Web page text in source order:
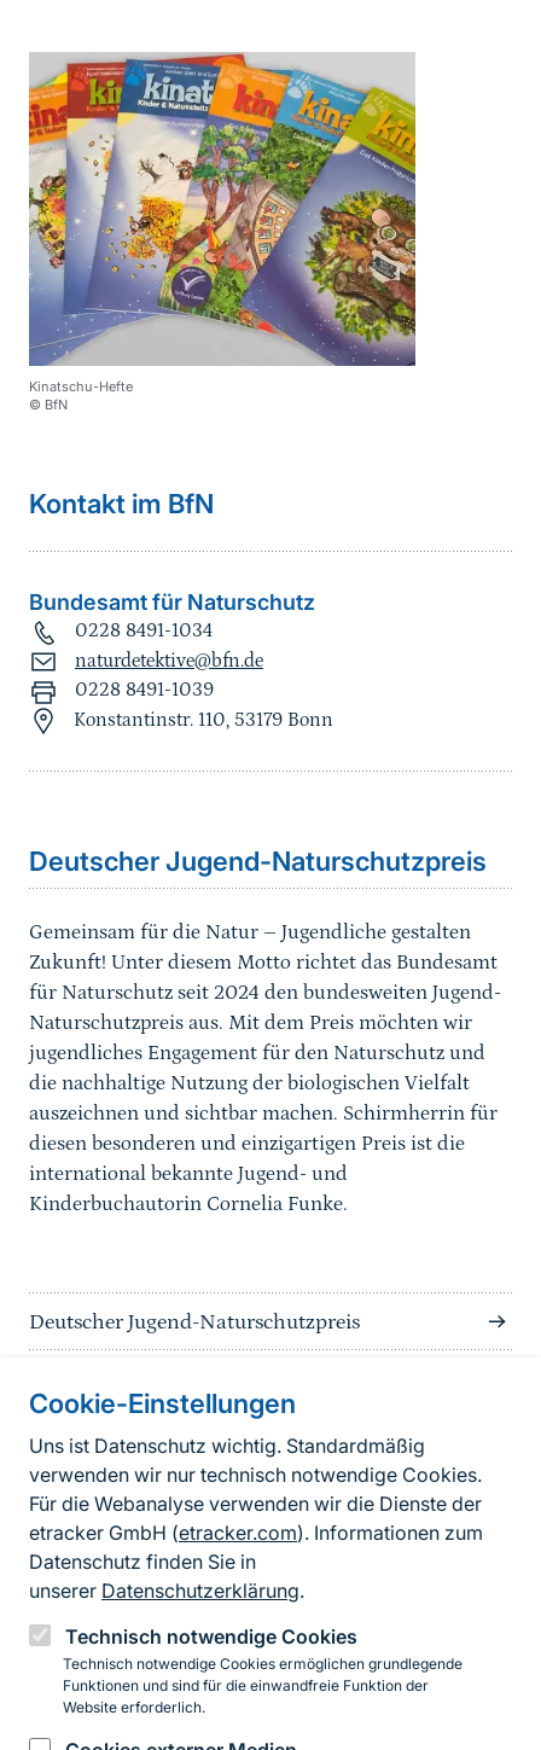
Cookie-Einstellungen
Uns ist Datenschutz wichtig. Standardmäßig
verwenden wir nur technisch notwendige Cookies.
Für die Webanalyse verwenden wir die Dienste der
etracker GmbH (etracker.com). Informationen zum
Datenschutz finden Sie in
unserer Datenschutzerklärung.
Technisch notwendige Cookies
Technisch notwendige Cookies ermöglichen grundlegende
Funktionen und sind für die einwandfreie Funktion der
Website erforderlich.
Kinatschu-Hefte
© BfN
Kontakt im BfN
Bundesamt für Naturschutz
0228 8491-1034
naturdetektive@bfn.de
0228 8491-1039
Konstantinstr. 110, 53179 Bonn
Deutscher Jugend-Naturschutzpreis
Gemeinsam für die Natur – Jugendliche gestalten
Zukunft! Unter diesem Motto richtet das Bundesamt
für Naturschutz seit 2024 den bundesweiten Jugend-
Naturschutzpreis aus. Mit dem Preis möchten wir
jugendliches Engagement für den Naturschutz und
die nachhaltige Nutzung der biologischen Vielfalt
auszeichnen und sichtbar machen. Schirmherrin für
diesen besonderen und einzigartigen Preis ist die
international bekannte Jugend- und
Kinderbuchautorin Cornelia Funke.
Deutscher Jugend-Naturschutzpreis
Informationen zur Seite
FußzeileKontakt zum BfN
Kontaktformular
Erklärung zur Barrierefreiheit
Impressum
Datenschutz